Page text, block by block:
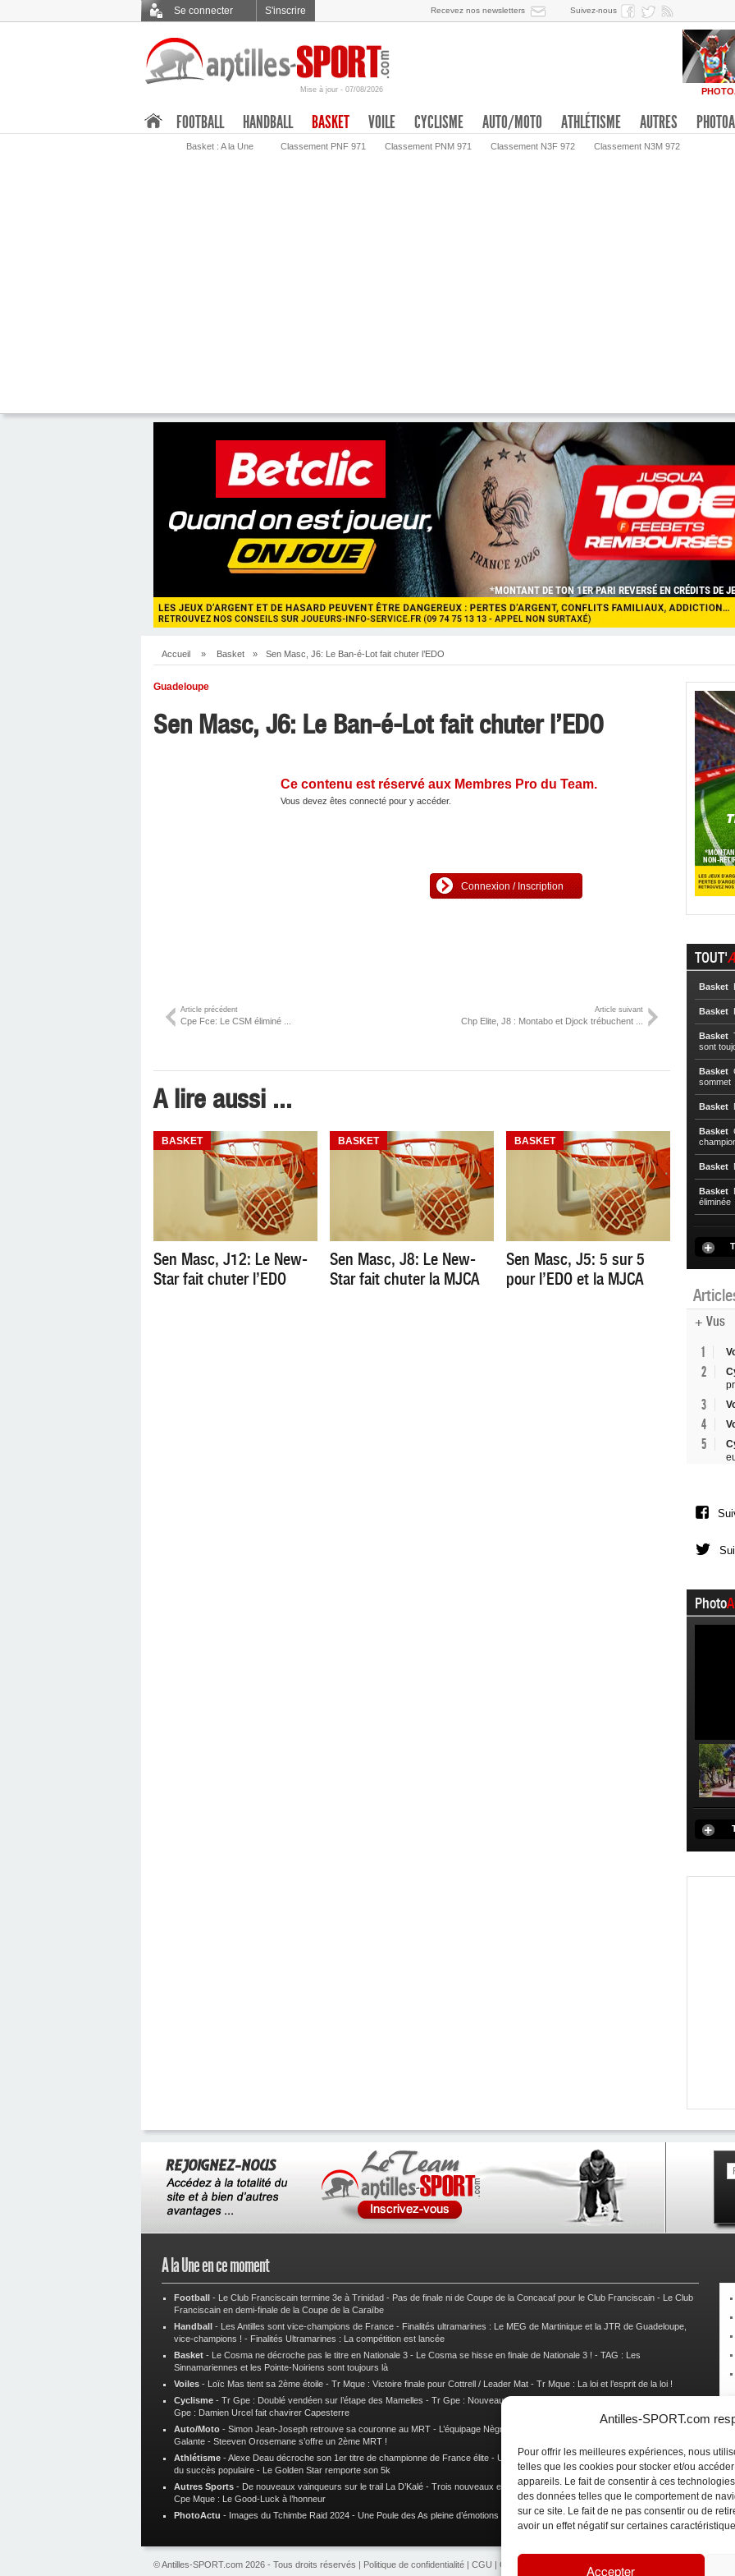
Antilles-SPORT.com
Pour offrir les meilleures expériences, nous
telles que les cookies pour stocker et/ou
appareils. Le fait de consentir à ces
des données telles que le comportement de
sur ce site. Le fait de ne pas consentir ou de
avoir un effet négatif sur certaines
Accepter
Se connecter S'inscrire Recevez nos newsletters Suivez-nous
Mise à jour - 07/08/2026
FOOTBALL HANDBALL BASKET
Basket : A la Une Classement PNF 971 Classement PNM 971 Classement N3F 972 Classement N3M 972
VOILE CYCLISME AUTO/MOTO ATHLÉTISME AUTRES
Accueil » Basket » Sen Masc, J6: Le Ban-é-Lot fait chuter l’EDO
Guadeloupe
Sen Masc, J6: Le Ban-é-Lot fait chuter l’EDO
Ce contenu est réservé aux Membres Pro du Team.
Vous devez êtes connecté pour y accéder.
Connexion / Inscription
Article précédent
Cpe Fce: Le CSM éliminé ...
Article suivant
Chp Elite, J8 : Montabo et Djock trébuchent ...
A lire aussi ...
BASKET
Sen Masc, J12: Le New-
Star fait chuter l’EDO
BASKET
Sen Masc, J8: Le New-
Star fait chuter la MJCA
BASKET
Sen Masc, J5: 5 sur 5
pour l’EDO et la MJCA
TOUT'
Basket
Basket
Basket
sont
Basket
sommet
Basket
Basket
Basket
Basket
éliminée
+ Vus
1
2
3
4
5
Photo
A la Une en ce moment
Football - Le Club Franciscain termine 3e à Trinidad - Pas de finale ni de Coupe de la Concacaf pour le Club Franciscain - Le Club
Franciscain en demi-finale de la Coupe de la Caraïbe
Handball - Les Antilles sont vice-champions de France - Finalités ultramarines : Le MEG de Martinique et la JTR de Guadeloupe,
vice-champions ! - Finalités Ultramarines : La compétition est lancée
Basket - Le Cosma ne décroche pas le titre en Nationale 3 - Le Cosma se hisse en finale de Nationale 3 ! - TAG : Les
Sinnamariennes et les Pointe-Noiriens sont toujours là
Voiles - Loïc Mas tient sa 2ème étoile - Tr Mque : Victoire finale pour Cottrell / Leader Mat - Tr Mque : La loi et l’esprit de la loi !
Cyclisme - Tr Gpe : Doublé vendéen sur l’étape des Mamelles - Tr Gpe : Nouveau changement de leader, Damien Urcel out
Gpe : Damien Urcel fait chavirer Capesterre
Auto/Moto - Simon Jean-Joseph retrouve sa couronne au MRT - L’équipage Nègre – Gérard remporte le 9e rallye du Pays Marie-
Galante - Steeven Orosemane s’offre un 2ème MRT !
Athlétisme -Alexe Deau décroche son 1er titre de championne de France élite - Un semi marathon sous le signe de la chaleur et
du succès populaire - Le Golden Star remporte son 5k
Autres Sports - De nouveaux vainqueurs sur le trail La D’Kalé - Trois nouveaux et un habitué au palmarès du Trail des Trésors-
Cpe Mque : Le Good-Luck à l’honneur
PhotoActu - Images du Tchimbe Raid 2024 - Une Poule des As pleine d’émotions ! Images de la Woulib 113 X-Trem
© Antilles-SPORT.com 2026 - Tous droits réservés | Politique de confidentialité | CGU | CGV